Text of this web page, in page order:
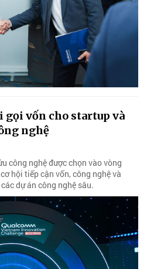
gọi vốn cho startup và
nghệ
công nghệ được chọn vào vòng
hội tiếp cận vốn, công nghệ và
dự án công nghệ sâu.